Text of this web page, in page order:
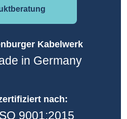
Kabelwerk
in Germany
nach:
9001:2015